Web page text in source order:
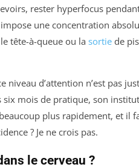
rester hyperfocus
une concentration
tête-à-queue ou la sortie de
niveau d’attention n’est pas
mois de pratique, son
plus rapidement, et il
? Je ne crois pas.
le cerveau ?